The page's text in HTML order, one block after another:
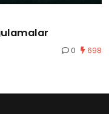
0 698